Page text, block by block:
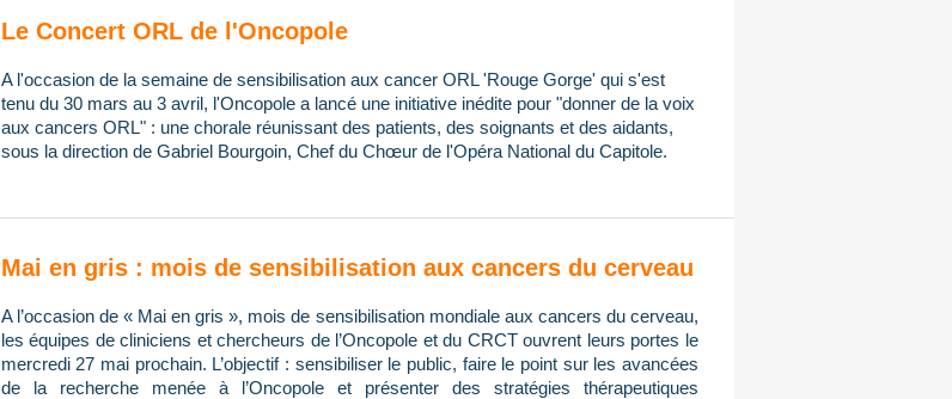
Le Concert ORL de l'Oncopole
A l'occasion de la semaine de sensibilisation aux cancer ORL 'Rouge Gorge' qui s'est
tenu du 30 mars au 3 avril, l'Oncopole a lancé une initiative inédite pour "donner de la voix
aux cancers ORL" : une chorale réunissant des patients, des soignants et des aidants,
sous la direction de Gabriel Bourgoin, Chef du Chœur de l'Opéra National du Capitole.
Mai en gris : mois de sensibilisation aux cancers du cerveau
A l’occasion de « Mai en gris », mois de sensibilisation mondiale aux cancers du cerveau,
les équipes de cliniciens et chercheurs de l’Oncopole et du CRCT ouvrent leurs portes le
mercredi 27 mai prochain. L’objectif : sensibiliser le public, faire le point sur les avancées
de la recherche menée à l’Oncopole et présenter des stratégies thérapeutiques